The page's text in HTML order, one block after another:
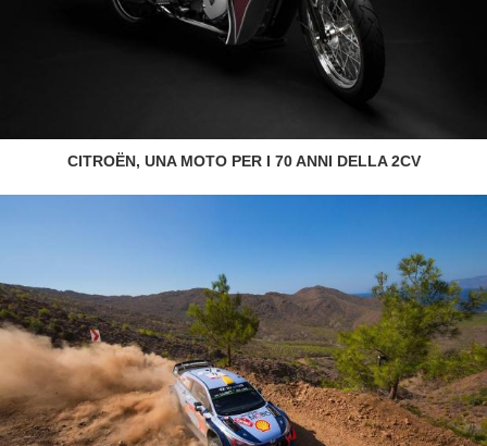
CITROËN, UNA MOTO PER I 70 ANNI DELLA 2CV